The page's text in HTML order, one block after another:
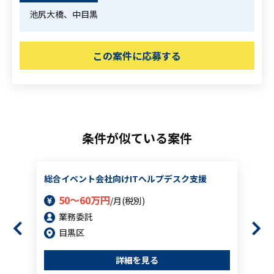
池尻大橋、中目黒
この案件に応募する
条件が似ている案件
総合イベント会社向けITヘルプデスク支援
50～60万円/月(税別)
業務委託
目黒区
詳細を見る